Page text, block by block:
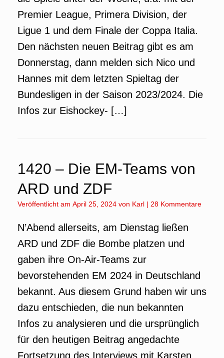
Premier League, Primera Division, der
Ligue 1 und dem Finale der Coppa Italia.
Den nächsten neuen Beitrag gibt es am
Donnerstag, dann melden sich Nico und
Hannes mit dem letzten Spieltag der
Bundesligen in der Saison 2023/2024. Die
Infos zur Eishockey- […]
1420 – Die EM-Teams von
ARD und ZDF
Veröffentlicht am April 25, 2024 von Karl | 28 Kommentare
N’Abend allerseits, am Dienstag ließen
ARD und ZDF die Bombe platzen und
gaben ihre On-Air-Teams zur
bevorstehenden EM 2024 in Deutschland
bekannt. Aus diesem Grund haben wir uns
dazu entschieden, die nun bekannten
Infos zu analysieren und die ursprünglich
für den heutigen Beitrag angedachte
Fortsetzung des Interviews mit Karsten